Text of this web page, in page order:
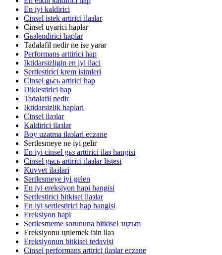
En iyi kaldirici
Cinsel istek artirici ilaзlar
Cinsel uyarici haplar
Gьзlendirici haplar
Tadalafil nedir ne ise yarar
Performans arttirici hap
Iktidarsizligin en iyi ilaci
Sertlestirici krem isimleri
Cinsel gьcь artirici hap
Diklestirici hap
Tadalafil nedir
Iktidarsizlik haplari
Cinsel ilaзlar
Kaldirici ilaзlar
Boy uzatma ilaзlari eczane
Sertlesmeye ne iyi gelir
En iyi cinsel gьз arttirici ilaз hangisi
Cinsel gьcь artirici ilaзlar listesi
Kuvvet ilaзlari
Sertlesmeye iyi gelen
En iyi ereksiyon hapi hangisi
Sertlestirici bitkisel ilaзlar
En iyi sertlestirici hap hangisi
Ereksiyon hapi
Sertlesmeme sorununa bitkisel зцzьm
Ereksiyonu цnlemek iзin ilaз
Ereksiyonun bitkisel tedavisi
Cinsel performans artirici ilaзlar eczane